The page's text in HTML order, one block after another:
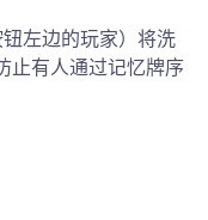
左边的玩家）将洗
止有人通过记忆牌序